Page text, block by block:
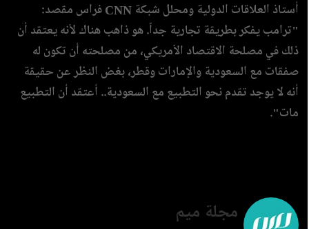
أستاذ العلاقات الدولية ومحلل شبكة CNN فراس مقصد:
"ترامب يفكر بطريقة تجارية جداً. هو ذاهب هناك لأنه يعتقد أن
ذلك في مصلحة الاقتصاد الأمريكي، من مصلحته أن تكون له
صفقات مع السعودية والإمارات وقطر، بغض النظر عن حقيقة
أنه لا يوجد تقدم نحو التطبيع مع السعودية.. أعتقد أن التطبيع
مات".
مجلة ميم